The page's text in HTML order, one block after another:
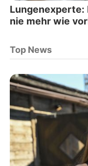
nie mehr wie
Top News